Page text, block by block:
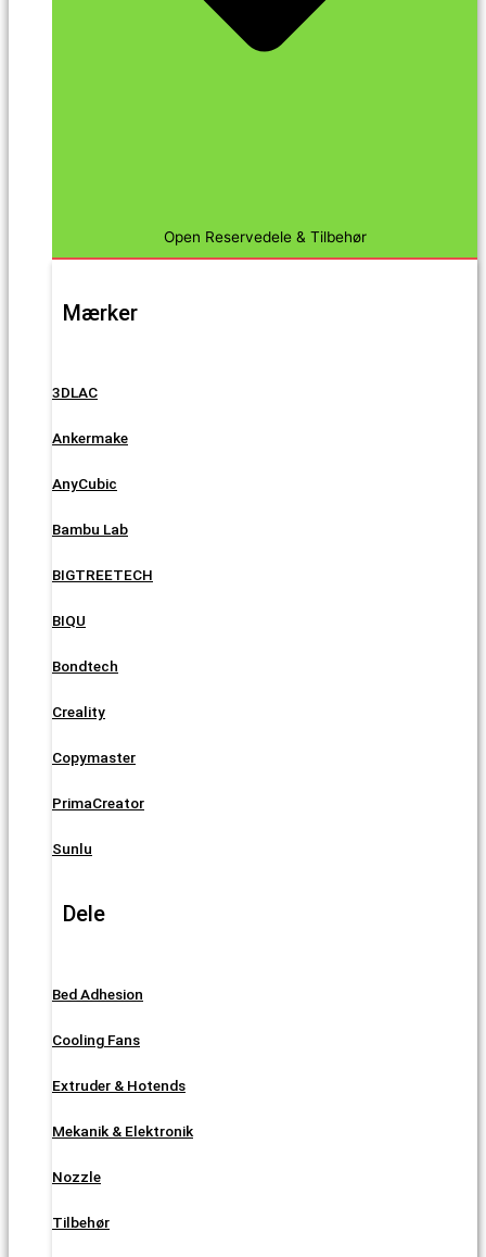
Open Reservedele & Tilbehør
Mærker
3DLAC
Ankermake
AnyCubic
Bambu Lab
BIGTREETECH
BIQU
Bondtech
Creality
Copymaster
PrimaCreator
Sunlu
Dele
Bed Adhesion
Cooling Fans
Extruder & Hotends
Mekanik & Elektronik
Nozzle
Tilbehør